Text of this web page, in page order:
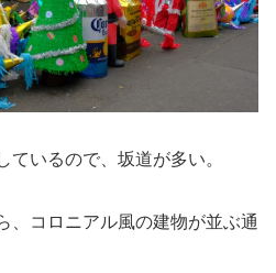
いるので、坂道が多い。
、コロニアル風の建物が並ぶ通